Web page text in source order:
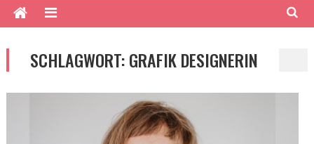
SCHLAGWORT:GRAFIK DESIGNERIN